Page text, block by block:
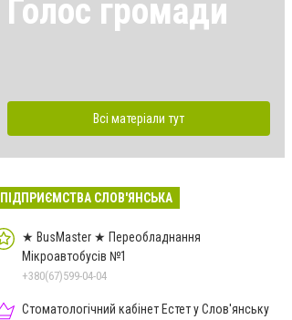
Голос громади
Всі матеріали тут
ПІДПРИЄМСТВА СЛОВ'ЯНСЬКА
★ BusMaster ★ Переобладнання
Мікроавтобусів №1
+380(67)599-04-04
Стоматологічний кабінет Естет у Слов'янську